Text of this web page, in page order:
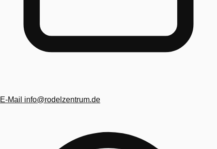
E-Mail info@rodelzentrum.de